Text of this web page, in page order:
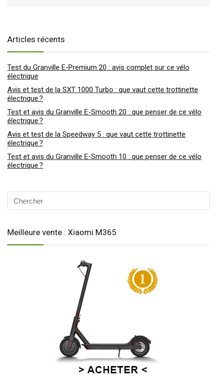
Articles récents
Test du Granville E-Premium 20 : avis complet sur ce vélo
électrique
Avis et test de la SXT 1000 Turbo : que vaut cette trottinette
électrique ?
Test et avis du Granville E-Smooth 20 : que penser de ce vélo
électrique ?
Avis et test de la Speedway 5 : que vaut cette trottinette
électrique ?
Test et avis du Granville E-Smooth 10 : que penser de ce vélo
électrique ?
Meilleure vente : Xiaomi M365